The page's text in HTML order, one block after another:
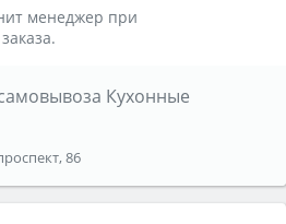
менеджер при
Кухонные
86